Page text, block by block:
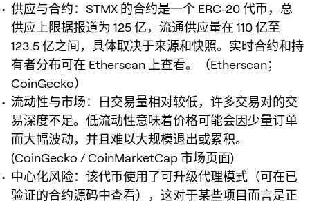
供应与合约：STMX 的合约是一个 ERC-20 代币，总
供应上限据报道为 125 亿，流通供应量在 110 亿至
123.5 亿之间，具体取决于来源和快照。实时合约和持
有者分布可在 Etherscan 上查看。（Etherscan；
CoinGecko）
流动性与市场：日交易量相对较低，许多交易对的交
易深度不足。低流动性意味着价格可能会因少量订单
而大幅波动，并且难以大规模退出或累积。
(CoinGecko / CoinMarketCap 市场页面)
中心化风险：该代币使用了可升级代理模式（可在已
验证的合约源码中查看），这对于某些项目而言是正